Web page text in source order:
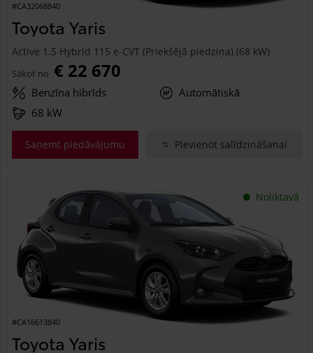
#CA32068840
Toyota Yaris
Active 1.5 Hybrid 115 e-CVT (Priekšējā piedziņa) (68 kW)
Sākot no € 22 670
Benzīna hibrīds
Automātiskā
68 kW
Saņemt piedāvājumu Pievienot salīdzināšanai
Noliktavā
#CA16613840
Toyota Yaris